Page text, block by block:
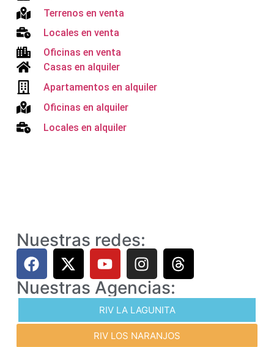
Terrenos en venta
Locales en venta
Oficinas en venta
Casas en alquiler
Apartamentos en alquiler
Oficinas en alquiler
Locales en alquiler
Nuestras redes:
Nuestras Agencias:
RIV LA LAGUNITA
RIV LOS NARANJOS